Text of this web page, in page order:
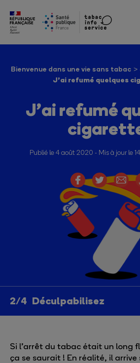
Bienvenue dans une vie sans tabac
J’ai refumé quelques
J’ai refumé
Publié le 4 août 2020 Mis à jour le
Déculpabilisez
Si l’arrêt du tabac était un long
ça se saurait ! En réalité, il arrive